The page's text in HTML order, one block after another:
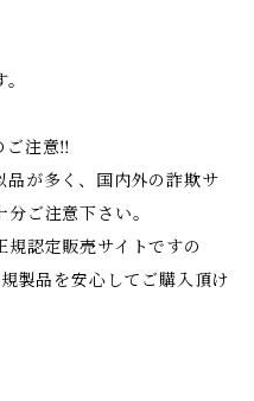
ご注意‼
品が多く、国内外の詐欺サ
ご注意下さい。
認定販売サイトですの
製品を安心してご購入頂け